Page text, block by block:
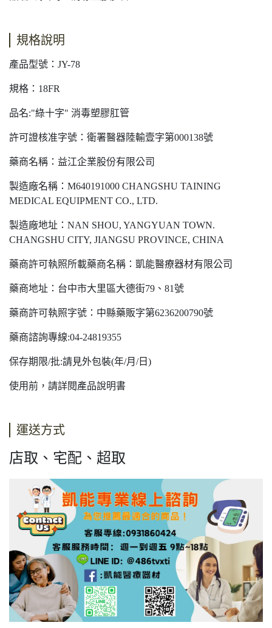
規格說明
產品型號：JY-78
規格：18FR
品名:"綠十字" 消毒塑膠肛管
許可證核准字號：衛署醫器陸輸壹字第000138號
藥商名稱：益江企業股份有限公司
製造廠名稱：M640191000 CHANGSHU TAINING
MEDICAL EQUIPMENT CO., LTD.
製造廠地址：NAN SHOU, YANGYUAN TOWN.
CHANGSHU CITY, JIANGSU PROVINCE, CHINA
藥商許可執照所載藥商名稱：凱能醫療器材有限公司
藥商地址：台中市大里區大德街79、81號
藥商許可執照字號：中縣藥販字第6236200790號
藥商諮詢專線:04-24819355
保存期限/批:請見外包裝(年/月/日)
使用前，請詳閱產品說明書
運送方式
店取、宅配、超取